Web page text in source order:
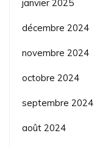
janvier 2025
décembre 2024
novembre 2024
octobre 2024
septembre 2024
août 2024